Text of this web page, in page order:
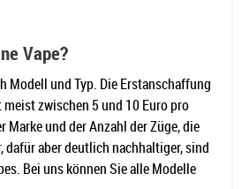
Vape?
Modell und Typ. Die Erstanschaffung
zwischen 5 und 10 Euro pro
Marke und der Anzahl der Züge, die
dafür aber deutlich nachhaltiger, sind
Bei uns können Sie alle Modelle